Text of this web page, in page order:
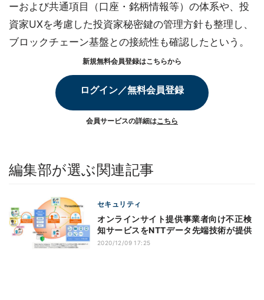
ーおよび共通項目（口座・銘柄情報等）の体系や、投
資家UXを考慮した投資家秘密鍵の管理方針も整理し、
ブロックチェーン基盤との接続性も確認したという。
新規無料会員登録はこちらから
ログイン／無料会員登録
会員サービスの詳細はこちら
編集部が選ぶ関連記事
セキュリティ
オンラインサイト提供事業者向け不正検
知サービスをNTTデータ先端技術が提供
2020/12/09 17:25